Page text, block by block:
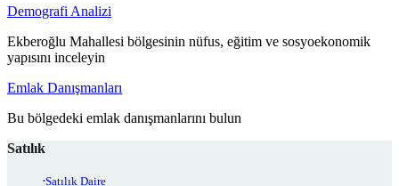
Demografi Analizi
Ekberoğlu Mahallesi bölgesinin nüfus, eğitim ve sosyoekonomik
yapısını inceleyin
Emlak Danışmanları
Bu bölgedeki emlak danışmanlarını bulun
Satılık
Satılık Daire